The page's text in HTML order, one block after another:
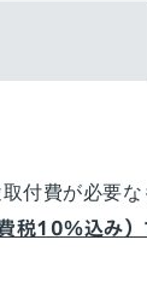
付費が必要
税10％込み）